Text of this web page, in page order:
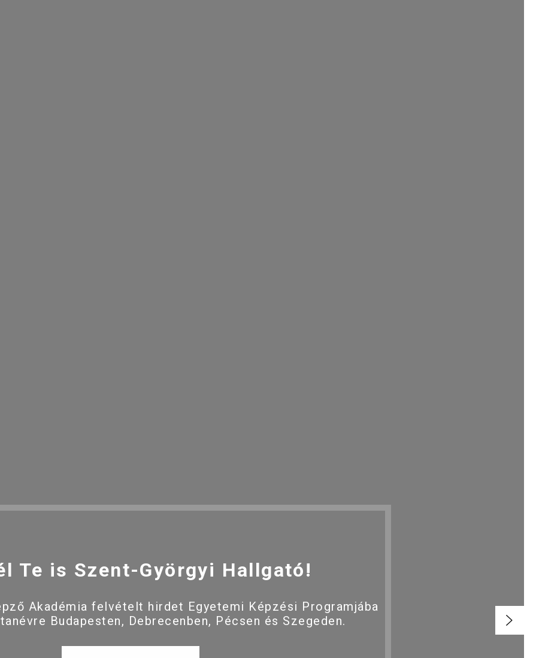
Te is Szent-Györgyi Hallgató!
Akadémia felvételt hirdet Egyetemi Képzési Programjába
Budapesten, Debrecenben, Pécsen és Szegeden.